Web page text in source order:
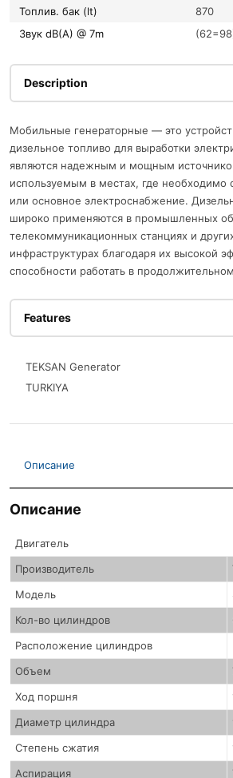
Топлив. бак (lt)
870
Звук dB(A) @ 7m
Description
Мобильные генераторные — это
дизельное топливо для выработки
являются надежным и мощным
используемым в местах, где необходимо
или основное электроснабжение.
широко применяются в промышленных
телекоммуникационных станциях и
инфраструктурах благодаря их высокой
способности работать в
Features
TEKSAN Generator
TURKIYA
Описание
Описание
Двигатель
Производитель
Модель
Кол-во цилиндров
Расположение цилиндров
Объем
Ход поршня
Диаметр цилиндра
Степень сжатия
Аспирация